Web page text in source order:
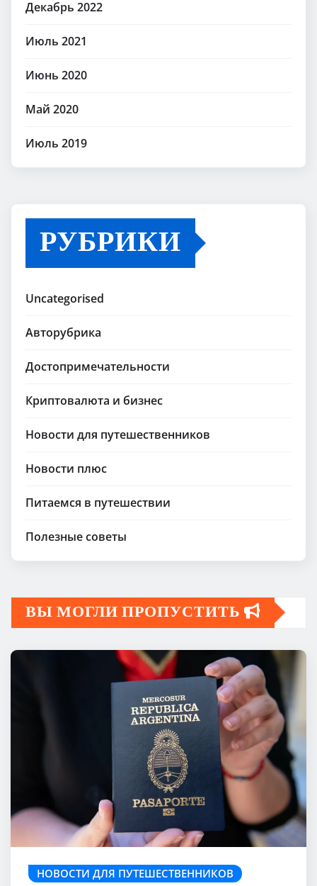
Декабрь 2022
Июль 2021
Июнь 2020
Май 2020
Июль 2019
РУБРИКИ
Uncategorised
Авторубрика
Достопримечательности
Криптовалюта и бизнес
Новости для путешественников
Новости плюс
Питаемся в путешествии
Полезные советы
ВЫ МОГЛИ ПРОПУСТИТЬ
НОВОСТИ ДЛЯ ПУТЕШЕСТВЕННИКОВ